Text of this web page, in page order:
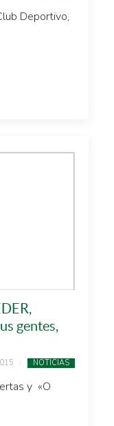
Deportivo,
gentes,
NOTICIAS
y «O